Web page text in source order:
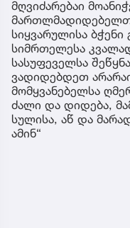
მღვიძარებაი
სიყვარულისა ბჭენი
სიმრთელესა
სასუფეველსა
ვადიდებდეთ
მომყვანებელსა
ძალი და დიდება,
სულისა, აწ და
ამინ“